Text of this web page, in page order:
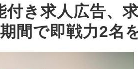
付き求人広告、
間で即戦力2名